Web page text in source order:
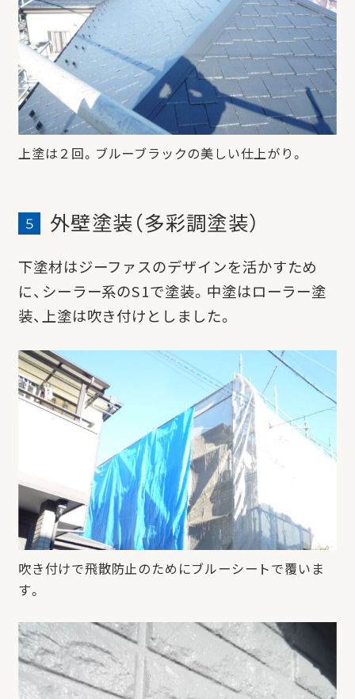
上塗は２回。ブルーブラックの美しい仕上がり。
外壁塗装（多彩調塗装）
下塗材はジーファスのデザインを活かすため
に、シーラー系のS1で塗装。 中塗はローラー塗
装、上塗は吹き付けとしました。
吹き付けで飛散防止のためにブルーシートで覆いま
す。